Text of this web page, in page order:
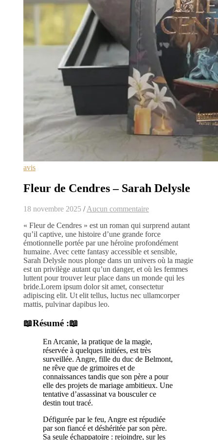
avis
Fleur de Cendres – Sarah Delysle
18 novembre 2025 / Aucun commentaire
« Fleur de Cendres » est un roman qui surprend autant
qu’il captive, une histoire d’une grande force
émotionnelle portée par une héroïne profondément
humaine. Avec cette fantasy accessible et sensible,
Sarah Delysle nous plonge dans un univers où la magie
est un privilège autant qu’un danger, et où les femmes
luttent pour trouver leur place dans un monde qui les
bride.Lorem ipsum dolor sit amet, consectetur
adipiscing elit. Ut elit tellus, luctus nec ullamcorper
mattis, pulvinar dapibus leo.
📖Résumé :📖
En Arcanie, la pratique de la magie,
réservée à quelques initiées, est très
surveillée. Angre, fille du duc de Belmont,
ne rêve que de grimoires et de
connaissances tandis que son père a pour
elle des projets de mariage ambitieux. Une
tentative d’assassinat va bousculer ce
destin tout tracé.
Défigurée par le feu, Angre est répudiée
par son fiancé et déshéritée par son père.
Sa seule échappatoire : rejoindre, sur les